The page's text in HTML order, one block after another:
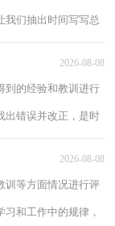
我们抽出时间写写总
2026-08-08
到的经验和教训进行
出错误并改正，是时
2026-08-08
训等方面情况进行评
和工作中的规律，